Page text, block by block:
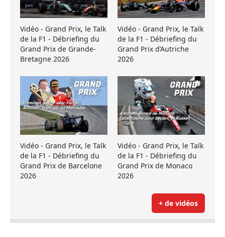
Vidéo - Grand Prix, le Talk
de la F1 - Débriefing du
Grand Prix de Grande-
Bretagne 2026
Vidéo - Grand Prix, le Talk
de la F1 - Débriefing du
Grand Prix d’Autriche
2026
Vidéo - Grand Prix, le Talk
de la F1 - Débriefing du
Grand Prix de Barcelone
2026
Vidéo - Grand Prix, le Talk
de la F1 - Débriefing du
Grand Prix de Monaco
2026
+ de vidéos